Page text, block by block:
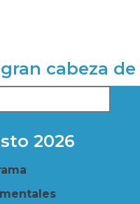
cabeza
2026